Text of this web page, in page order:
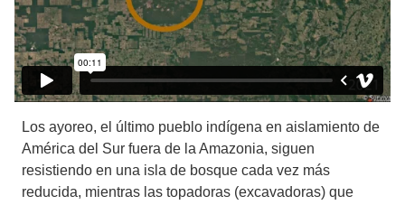
Los ayoreo, el último pueblo indígena en aislamiento de
América del Sur fuera de la Amazonia, siguen
resistiendo en una isla de bosque cada vez más
reducida, mientras las topadoras (excavadoras) que